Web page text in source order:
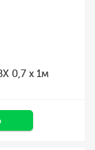
0,7 х 1м